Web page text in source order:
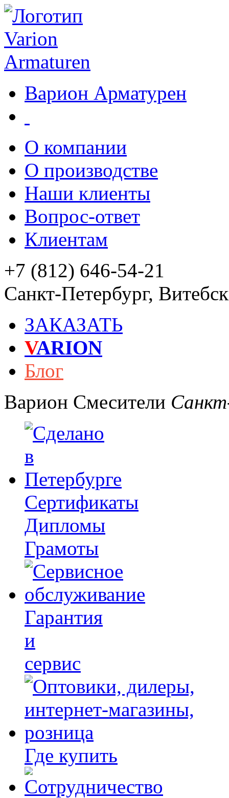
Варион Арматурен
О компании
О производстве
Наши клиенты
Вопрос-ответ
Клиентам
+7 (812) 646-54-21
Санкт-Петербург,
ЗАКАЗАТЬ
VARION
Блог
Варион Смесители
Сертификаты
Дипломы
Грамоты
Гарантия
и
сервис
Где купить